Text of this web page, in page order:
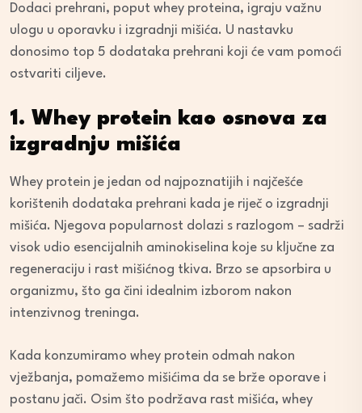
Dodaci prehrani, poput whey proteina, igraju važnu
ulogu u oporavku i izgradnji mišića. U nastavku
donosimo top 5 dodataka prehrani koji će vam pomoći
ostvariti ciljeve.
1. Whey protein kao osnova za
izgradnju mišića
Whey protein je jedan od najpoznatijih i najčešće
korištenih dodataka prehrani kada je riječ o izgradnji
mišića. Njegova popularnost dolazi s razlogom – sadrži
visok udio esencijalnih aminokiselina koje su ključne za
regeneraciju i rast mišićnog tkiva. Brzo se apsorbira u
organizmu, što ga čini idealnim izborom nakon
intenzivnog treninga.
Kada konzumiramo whey protein odmah nakon
vježbanja, pomažemo mišićima da se brže oporave i
postanu jači. Osim što podržava rast mišića, whey